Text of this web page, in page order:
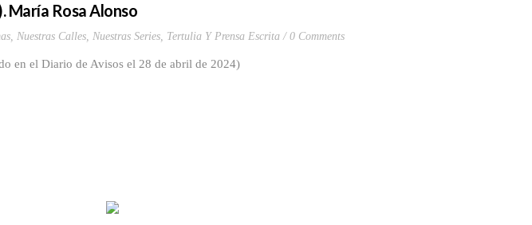
María Rosa Alonso
, Nuestras Calles, Nuestras Series, Tertulia Y Prensa Escrita 0 Comments
en el Diario de Avisos el 28 de abril de 2024)